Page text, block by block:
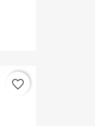
favorite_border